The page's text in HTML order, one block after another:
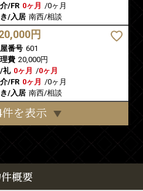
/FR 0ヶ月 /0ヶ月
/入居 南西/相談
円
番号 601
費 20,000円
礼 0ヶ月 /0ヶ月
/FR 0ヶ月 /0ヶ月
/入居 南西/相談
を表示
概要